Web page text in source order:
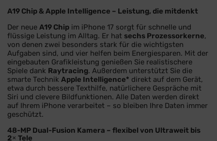
A19 Chip & Apple Intelligence – Leistung, die mitdenkt
Der neue A19 Chip im iPhone 17 sorgt für schnelle und
flüssige Leistung im Alltag. Er hat sechs Prozessorkerne,
von denen zwei besonders stark für die wichtigsten
Aufgaben sind, und vier helfen beim Energiesparen. Mit der
eingebauten Grafikleistung genießen Sie realistischere
Spiele dank Raytracing. Außerdem unterstützt Sie die
smarte Technik Apple Intelligence* direkt auf dem Gerät,
etwa durch bessere Texthilfe, natürlichere Gespräche mit
Siri und clevere Bildfunktionen. Alle Daten werden direkt
auf Ihrem iPhone verarbeitet – so bleiben Ihre Daten immer
geschützt.
48-MP Dual-Fusion Kamera – flexibel von Ultraweit bis
2× Tele